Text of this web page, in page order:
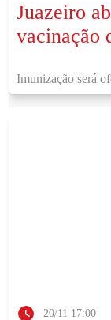
Juazeiro
vacinação
Imunização será
20/11 17:00